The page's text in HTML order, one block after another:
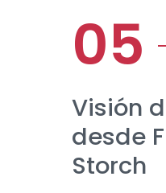
Visión
desde
Storch